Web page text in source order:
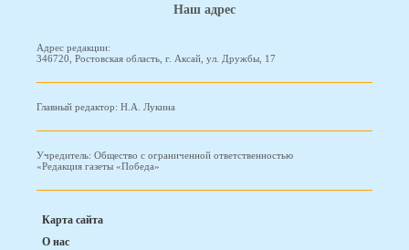
Наш адрес
Адрес редакции:
346720, Ростовская область, г. Аксай, ул. Дружбы, 17
Главный редактор: Н.А. Лукина
Учредитель: Общество с ограниченной ответственностью
«Редакция газеты «Победа»
Карта сайта
О нас